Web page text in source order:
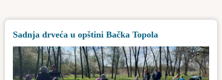
godine
bilo
je
veoma
Sadnja drveća u opštini Bačka Topola